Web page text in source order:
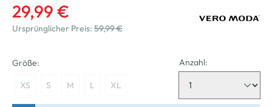
29,99 €
Ursprünglicher Preis: 59,99 €
Größe:
XS S M L XL
Anzahl: